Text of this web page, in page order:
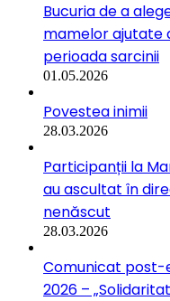
Bucuria de a
mamelor ajutate
perioada sarcinii
01.05.2026
Povestea inimii
28.03.2026
Participanții la
au ascultat în
nenăscut
28.03.2026
Comunicat post-
2026 –